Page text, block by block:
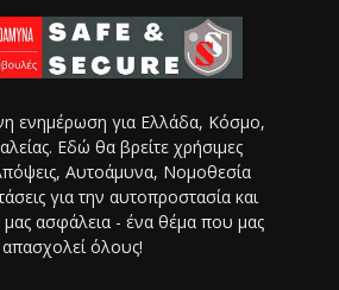
ενημέρωση για Ελλάδα, Κόσμο,
Εδώ θα βρείτε χρήσιμες
Αυτοάμυνα, Νομοθεσία
για την αυτοπροστασία και
ασφάλεια - ένα θέμα που μας
απασχολεί όλους!